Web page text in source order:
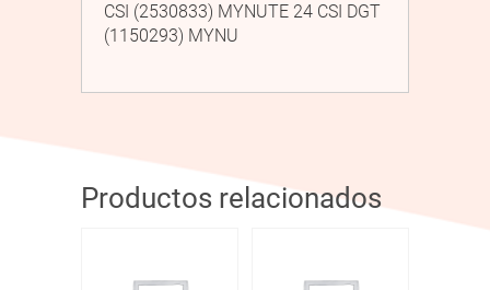
CSI (2530833) MYNUTE 24 CSI DGT
(1150293) MYNU
Productos relacionados